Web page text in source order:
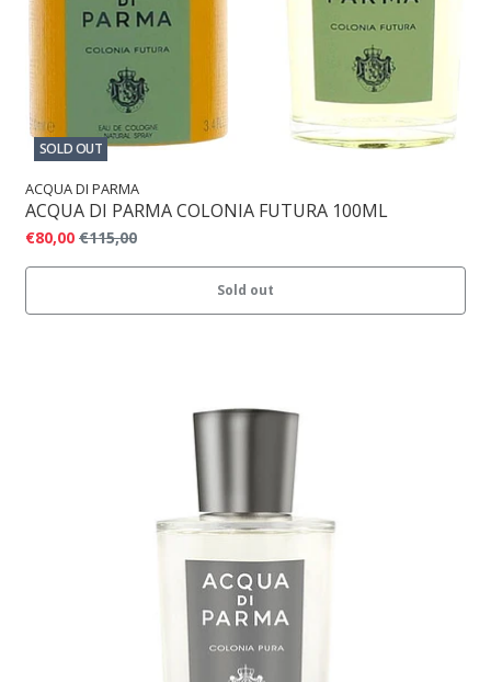
SOLD OUT
ACQUA DI PARMA
ACQUA DI PARMA COLONIA FUTURA 100ML
€80,00 €115,00
Sold out